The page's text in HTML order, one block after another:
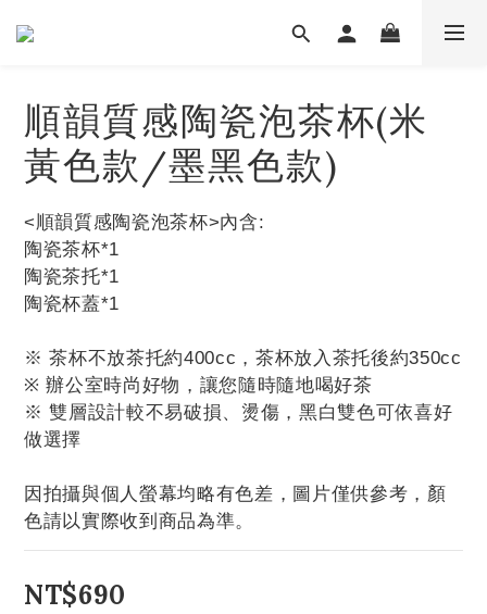
順韻質感陶瓷泡茶杯(米
黃色款/墨黑色款)
<順韻質感陶瓷泡茶杯>內含:
陶瓷茶杯*1
陶瓷茶托*1
陶瓷杯蓋*1
※ 茶杯不放茶托約400cc，茶杯放入茶托後約350cc
※ 辦公室時尚好物，讓您隨時隨地喝好茶
※ 雙層設計較不易破損、燙傷，黑白雙色可依喜好
做選擇
因拍攝與個人螢幕均略有色差，圖片僅供參考，顏
色請以實際收到商品為準。
NT$690